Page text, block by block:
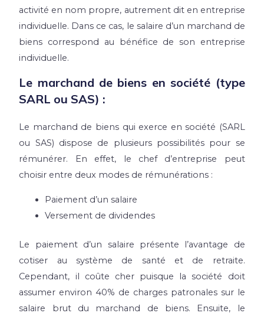
activité en nom propre, autrement dit en entreprise
individuelle. Dans ce cas, le salaire d’un marchand de
biens correspond au bénéfice de son entreprise
individuelle.
Le marchand de biens en société (type
SARL ou SAS) :
Le marchand de biens qui exerce en société (SARL
ou SAS) dispose de plusieurs possibilités pour se
rémunérer. En effet, le chef d’entreprise peut
choisir entre deux modes de rémunérations :
Paiement d’un salaire
Versement de dividendes
Le paiement d’un salaire présente l’avantage de
cotiser au système de santé et de retraite.
Cependant, il coûte cher puisque la société doit
assumer environ 40% de charges patronales sur le
salaire brut du marchand de biens. Ensuite, le